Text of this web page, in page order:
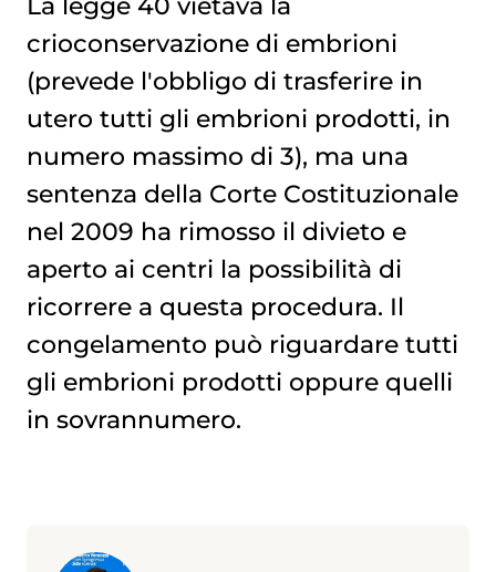
La legge 40 vietava la
crioconservazione di embrioni
(prevede l'obbligo di trasferire in
utero tutti gli embrioni prodotti, in
numero massimo di 3), ma una
sentenza della Corte Costituzionale
nel 2009 ha rimosso il divieto e
aperto ai centri la possibilità di
ricorrere a questa procedura. Il
congelamento può riguardare tutti
gli embrioni prodotti oppure quelli
in sovrannumero.